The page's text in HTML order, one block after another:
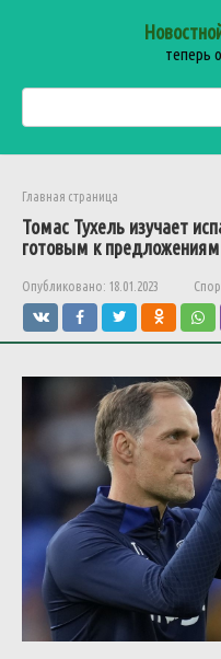
теперь
Главная страница
Томас Тухель изучает
готовым к
Опубликовано: 18.01.2023